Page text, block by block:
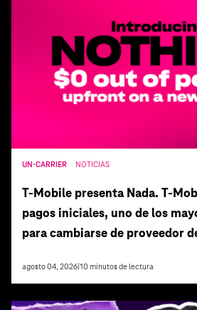
UN-CARRIER NOTICIAS
T‑Mobile presenta Nada.
pagos iniciales, uno de los
para cambiarse de proveedor
agosto 04, 2026 10 minutos de lectura